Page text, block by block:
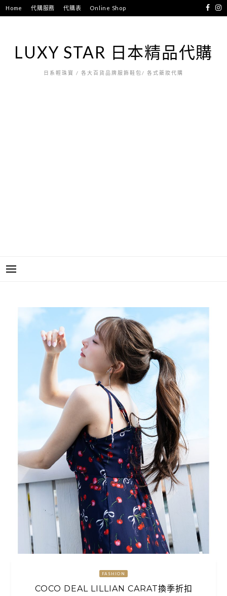
跳
至
Home 代購服務 代購表 Online Shop
LUXY STAR 日本精品代購
日系輕珠寶 / 各大百貨品牌服飾鞋包/ 各式藥妝代購
FASHION
COCO DEAL LILLIAN CARAT換季折扣